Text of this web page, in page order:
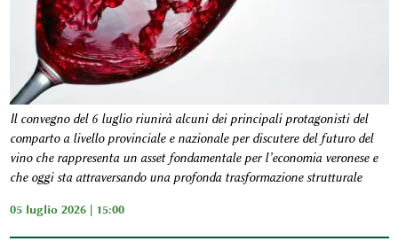
Il convegno del 6 luglio riunirà alcuni dei principali protagonisti del
comparto a livello provinciale e nazionale per discutere del futuro del
vino che rappresenta un asset fondamentale per l’economia veronese e
che oggi sta attraversando una profonda trasformazione strutturale
05 luglio 2026 | 15:00